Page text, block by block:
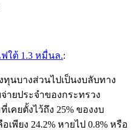
ใต้ 1.3 หมื่นล.:
นบางส่วนไปเป็นงบลับทาง
ายประจำของกระทรวง
คยตั้งไว้ถึง 25% ของงบ
พียง 24.2% หายไป 0.8% หรือ